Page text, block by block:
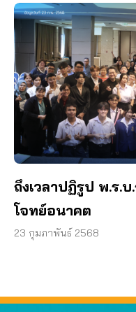
ถึงเวลาปฏิรูป พ.ร.
โจทย์อนาคต
23 กุมภาพันธ์ 2568